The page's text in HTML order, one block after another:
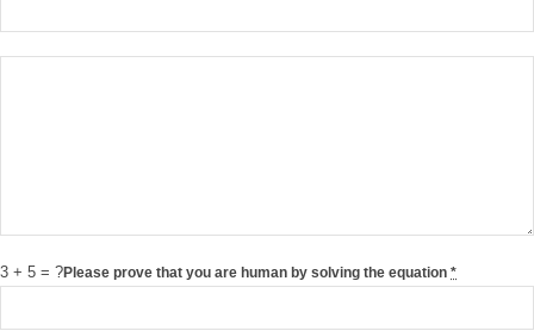
3 + 5 = ?Please prove that you are human by solving the equation *